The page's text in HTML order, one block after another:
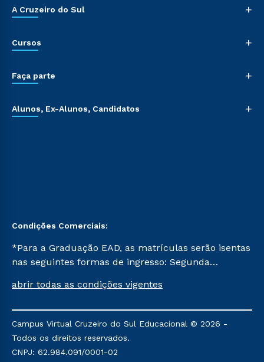
A Cruzeiro do Sul +
Cursos +
Faça parte +
Alunos, Ex-Alunos, Candidatos +
Condições Comerciais:
*Para a Graduação EAD, as matrículas serão isentas
nas seguintes formas de ingresso: Segunda
Já para as demais, a taxa de matrícula será de R$
mencionadas são referentes aos cursos: Ensino
Religioso, Geografia para a Docência e Metodologia
do Ensino de História: Questões Atuais.
abrir todas as condições vigentes
Campus Virtual Cruzeiro do Sul Educacional © 2026 -
Todos os direitos reservados.
CNPJ: 62.984.091/0001-02